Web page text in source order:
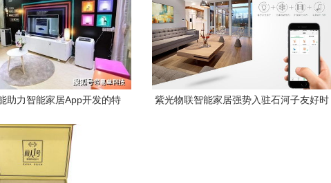
助力智能家居App开发的特
紫光物联智能家居强势入驻石河子友好时